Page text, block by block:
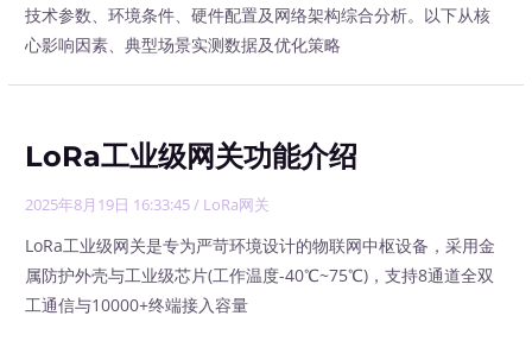
技术参数、环境条件、硬件配置及网络架构综合分析。以下从核
心影响因素、典型场景实测数据及优化策略
LoRa工业级网关功能介绍
2025年8月19日 16:33:45/ LoRa网关
LoRa工业级网关是专为严苛环境设计的物联网中枢设备，采用金
属防护外壳与工业级芯片(工作温度-40℃~75℃)，支持8通道全双
工通信与10000+终端接入容量